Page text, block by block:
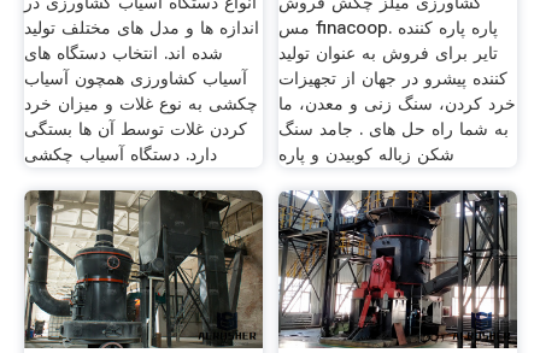
اندازه ها و مدل های مختلف تولید
شده اند. انتخاب دستگاه های
آسیاب کشاورزی همچون آسیاب
چکشی به نوع غلات و میزان خرد
کردن غلات توسط آن ها بستگی
دارد. دستگاه آسیاب چکشی
مس finacoop. پاره پاره کننده
تایر برای فروش به عنوان تولید
کننده پیشرو در جهان از تجهیزات
خرد کردن، سنگ زنی و معدن، ما
به شما راه حل های . جامد سنگ
شکن زباله کوبیدن و پاره